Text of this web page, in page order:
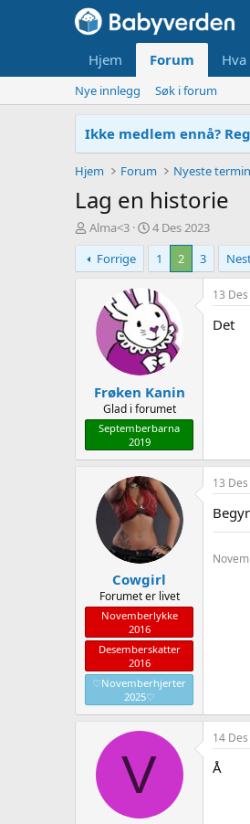
Hjem Forum
Nye innlegg Søk i forum
Ikke medlem ennå?
Hjem Forum Nyeste
Lag en historie
T
r
å
d
Alma<3
O
p
p
r
e
t
t
e
t
4 Des 2023
Forrige
1 2 3
Frøken Kanin
Glad i forumet
Septemberbarna
2019
13
Det
Cowgirl
Forumet er livet
Novemberlykke
2016
Desemberskatter
2016
♡Novemberhjerter
2025♡
13
V
14
Å